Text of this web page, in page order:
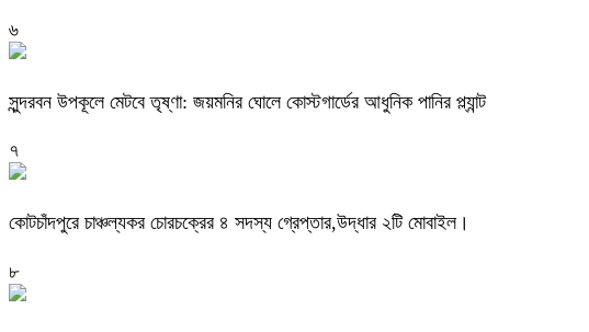
৬
সুন্দরবন উপকূলে মেটবে তৃষ্ণা: জয়মনির ঘোলে কোস্টগার্ডের আধুনিক পানির প্ল্যান্ট
৭
কোটচাঁদপুরে চাঞ্চল্যকর চোরচক্রের ৪ সদস্য গ্রেপ্তার,উদ্ধার ২টি মোবাইল।
৮